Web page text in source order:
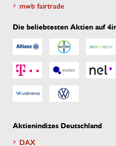
mwb fairtrade
Die beliebtesten Aktien auf
Aktienindizes Deutschland
DAX